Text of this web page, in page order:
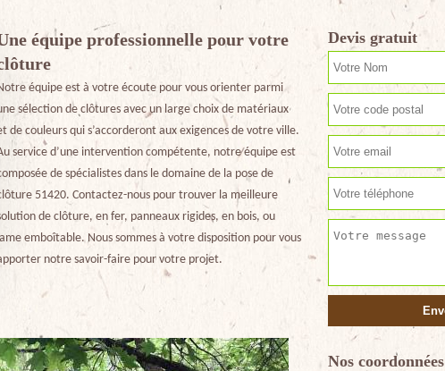
équipe professionnelle pour votre
équipe est à votre écoute pour vous orienter parmi
sélection de clôtures avec un large choix de matériaux
de couleurs qui s’accorderont aux exigences de votre ville.
service d’une intervention compétente, notre équipe est
de spécialistes dans le domaine de la pose de
51420. Contactez-nous pour trouver la meilleure
de clôture, en fer, panneaux rigides, en bois, ou
emboîtable. Nous sommes à votre disposition pour vous
notre savoir-faire pour votre projet.
Devis gratuit
Nos coordonnées